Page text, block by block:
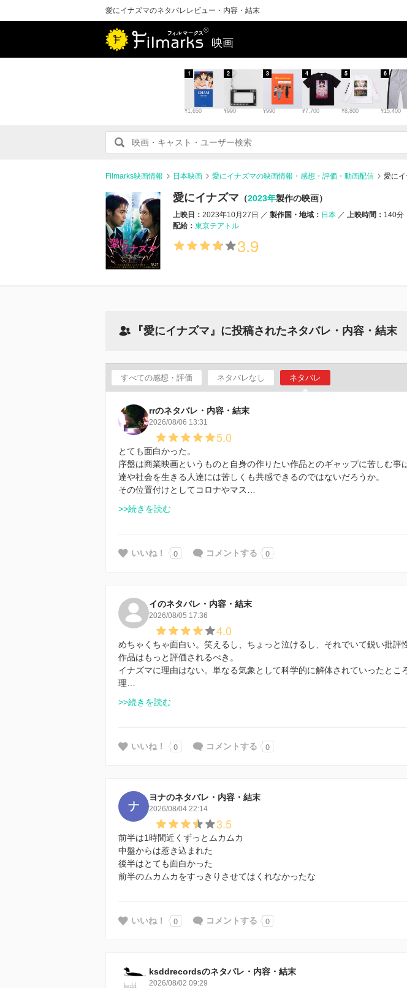
愛にイナズマのネタバレレビュー・内容・結末
映画
¥1,650
1
¥990
2
¥990
3
¥7,700
4
¥8,800
5
¥15,400
6
Filmarks映画情報 日本映画 愛にイナズマの映画情報・感想・評価・動画配信 愛に
愛にイナズマ （2023年製作の映画）
上映日： 2023年10月27日 製作国・地域： 日本 上映時間： 140分
配給： 東京テアトル
3.9
『愛にイナズマ』に投稿されたネタバレ・内容・結末
すべての感想・評価 ネタバレなし ネタバレ
rrのネタバレ・内容・結末
2026/08/06 13:31
5.0
とても面白かった。
序盤は商業映画というものと自身の作りたい作品とのギャップに苦しむ事
達や社会を生きる人達には苦しくも共感できるのではないだろうか。
その位置付けとしてコロナやマス…
>>続きを読む
いいね！ 0 コメントする 0
イのネタバレ・内容・結末
2026/08/05 17:36
4.0
めちゃくちゃ面白い。笑えるし、ちょっと泣けるし、それでいて鋭い批評
作品はもっと評価されるべき。
イナズマに理由はない。単なる気象として科学的に解体されていったとこ
理…
>>続きを読む
いいね！ 0 コメントする 0
ヨナのネタバレ・内容・結末
2026/08/04 22:14
3.5
前半は1時間近くずっとムカムカ
中盤からは惹き込まれた
後半はとても面白かった
前半のムカムカをすっきりさせてはくれなかったな
いいね！ 0 コメントする 0
ksddrecordsのネタバレ・内容・結末
2026/08/02 09:29